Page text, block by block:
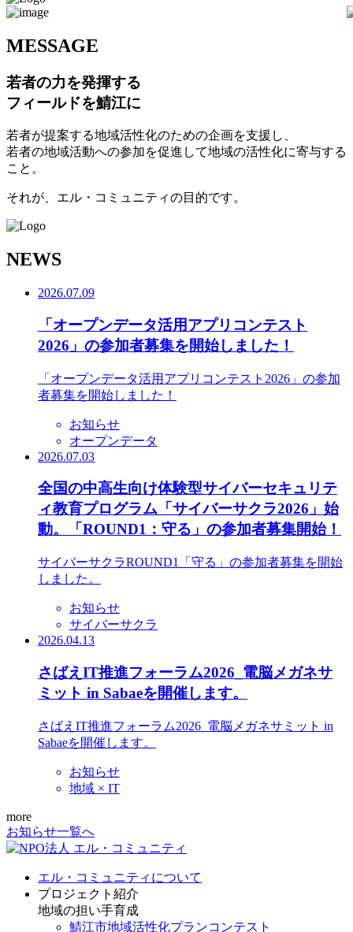
MESSAGE
若者の力を発揮する
フィールドを鯖江に
若者が提案する地域活性化のための企画を支援し、
若者の地域活動への参加を促進して地域の活性化に寄与する
こと。
それが、エル・コミュニティの目的です。
NEWS
2026.07.09
「オープンデータ活用アプリコンテスト
2026」の参加者募集を開始しました！
「オープンデータ活用アプリコンテスト2026」の参加
者募集を開始しました！
お知らせ
オープンデータ
2026.07.03
全国の中高生向け体験型サイバーセキュリテ
ィ教育プログラム「サイバーサクラ2026」始
動。「ROUND1：守る」の参加者募集開始！
サイバーサクラROUND1「守る」の参加者募集を開始
しました。
お知らせ
サイバーサクラ
2026.04.13
さばえIT推進フォーラム2026_電脳メガネサ
ミット in Sabaeを開催します。
さばえIT推進フォーラム2026_電脳メガネサミット in
Sabaeを開催します。
お知らせ
地域 × IT
more
お知らせ一覧へ
エル・コミュニティについて
プロジェクト紹介
地域の担い手育成
鯖江市地域活性化プランコンテスト